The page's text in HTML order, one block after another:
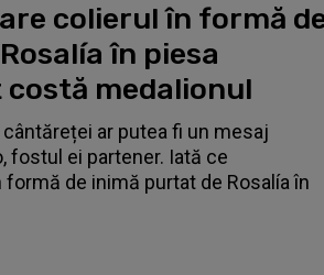
colierul în formă
în piesa
costă medalionul
ar putea fi un mesaj
fostul ei partener. Iată ce
de inimă purtat de Rosalía în